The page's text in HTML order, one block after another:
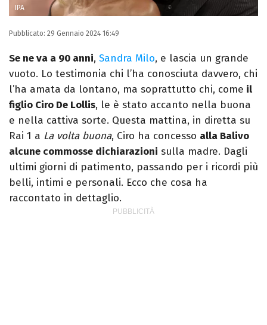
IPA
Pubblicato: 29 Gennaio 2024 16:49
Se ne va a 90 anni, Sandra Milo, e lascia un grande
vuoto. Lo testimonia chi l’ha conosciuta davvero, chi
l’ha amata da lontano, ma soprattutto chi, come il
figlio Ciro De Lollis, le è stato accanto nella buona
e nella cattiva sorte. Questa mattina, in diretta su
Rai 1 a La volta buona, Ciro ha concesso alla Balivo
alcune commosse dichiarazioni sulla madre. Dagli
ultimi giorni di patimento, passando per i ricordi più
belli, intimi e personali. Ecco che cosa ha
raccontato in dettaglio.